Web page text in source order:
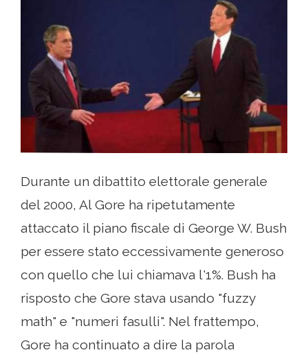
Durante un dibattito elettorale generale
del 2000, Al Gore ha ripetutamente
attaccato il piano fiscale di George W. Bush
per essere stato eccessivamente generoso
con quello che lui chiamava l'1%. Bush ha
risposto che Gore stava usando "fuzzy
math" e "numeri fasulli". Nel frattempo,
Gore ha continuato a dire la parola